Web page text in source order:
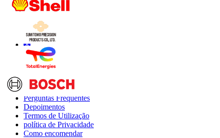
sales@fortunebusinessinsights.com
Conecte-se conosco
Informações
Perguntas Frequentes
Depoimentos
Termos de Utilização
política de Privacidade
Como encomendar